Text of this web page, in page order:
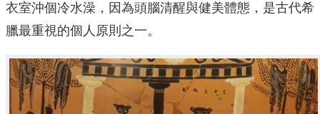
衣室沖個冷水澡，因為頭腦清醒與健美體態，是古代希
臘最重視的個人原則之一。